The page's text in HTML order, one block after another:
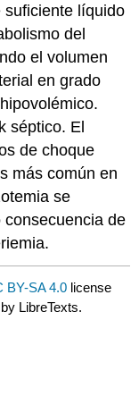
suficiente líquido
del
el volumen
en grado
séptico. El
de choque
más común en
se
de
BY-SA 4.0 license
LibreTexts.